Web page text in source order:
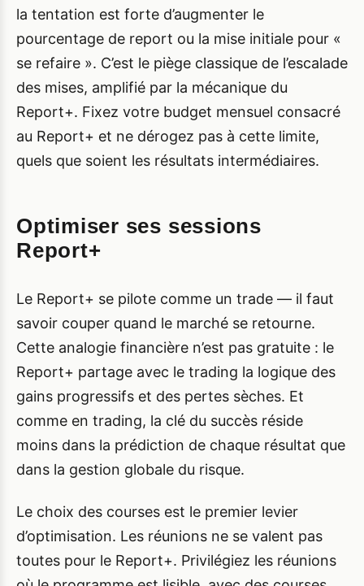
la tentation est forte d’augmenter le
pourcentage de report ou la mise initiale pour «
se refaire ». C’est le piège classique de l’escalade
des mises, amplifié par la mécanique du
Report+. Fixez votre budget mensuel consacré
au Report+ et ne dérogez pas à cette limite,
quels que soient les résultats intermédiaires.
Optimiser ses sessions
Report+
Le Report+ se pilote comme un trade — il faut
savoir couper quand le marché se retourne.
Cette analogie financière n’est pas gratuite : le
Report+ partage avec le trading la logique des
gains progressifs et des pertes sèches. Et
comme en trading, la clé du succès réside
moins dans la prédiction de chaque résultat que
dans la gestion globale du risque.
Le choix des courses est le premier levier
d’optimisation. Les réunions ne se valent pas
toutes pour le Report+. Privilégiez les réunions